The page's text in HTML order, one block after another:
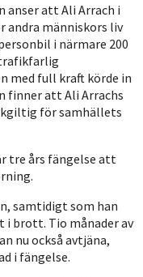
anser att Ali Arrach i
människors liv
i närmare 200
med full kraft körde in
finner att Ali Arrachs
för samhällets
tre års fängelse att
samtidigt som han
i brott. Tio månader av
nu också avtjäna,
i fängelse.